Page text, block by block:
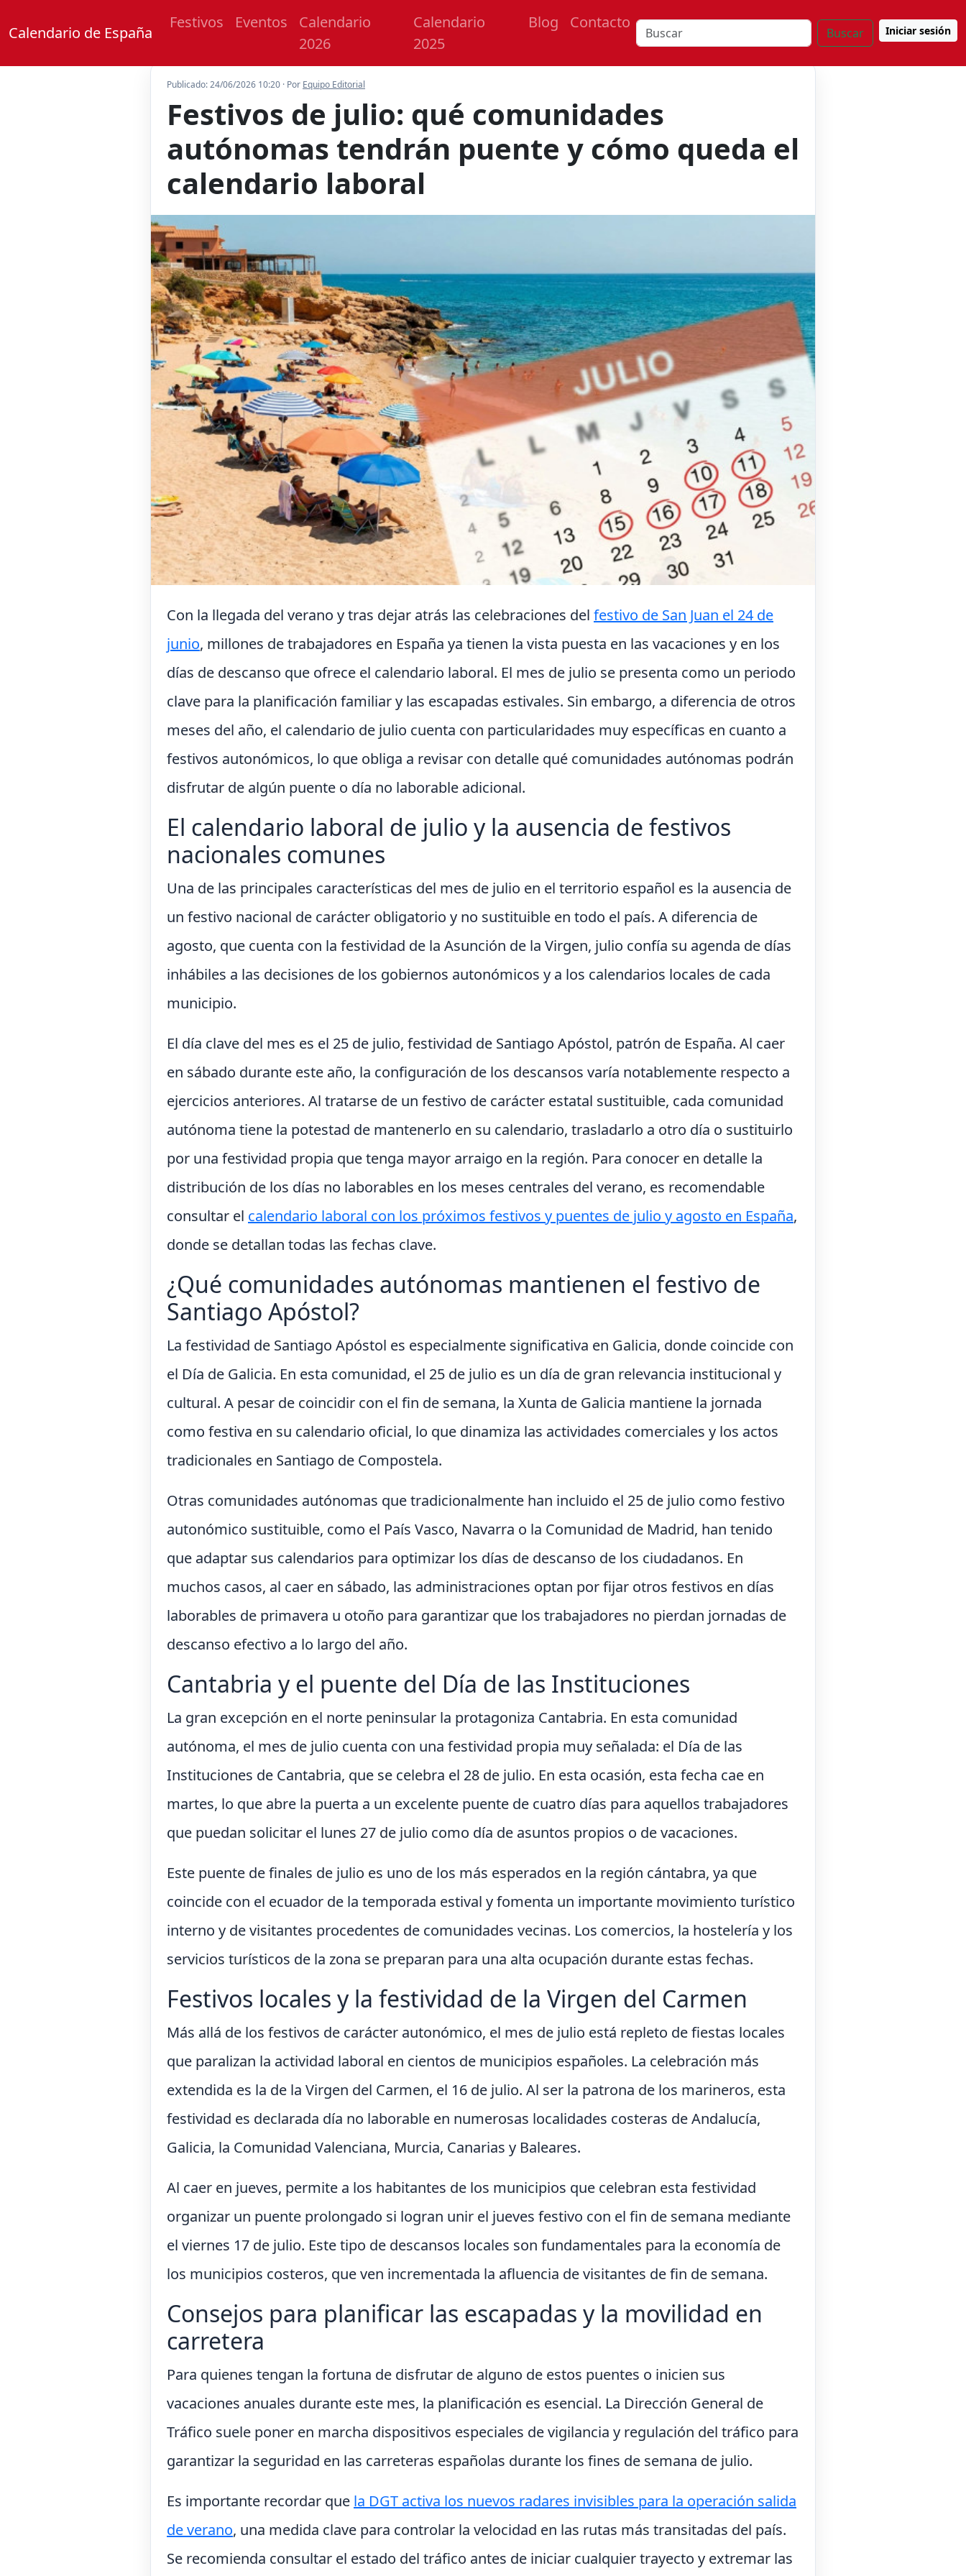
Calendario de España
Festivos Eventos
Calendario
2026
Calendario
2025
Blog Contacto
Buscar Iniciar sesión
Publicado: 24/06/2026 10:20 · Por Equipo Editorial
Festivos de julio: qué comunidades
autónomas tendrán puente y cómo queda el
calendario laboral
Con la llegada del verano y tras dejar atrás las celebraciones del festivo de San Juan el 24 de
junio, millones de trabajadores en España ya tienen la vista puesta en las vacaciones y en los
días de descanso que ofrece el calendario laboral. El mes de julio se presenta como un periodo
clave para la planificación familiar y las escapadas estivales. Sin embargo, a diferencia de otros
meses del año, el calendario de julio cuenta con particularidades muy específicas en cuanto a
festivos autonómicos, lo que obliga a revisar con detalle qué comunidades autónomas podrán
disfrutar de algún puente o día no laborable adicional.
El calendario laboral de julio y la ausencia de festivos
nacionales comunes
Una de las principales características del mes de julio en el territorio español es la ausencia de
un festivo nacional de carácter obligatorio y no sustituible en todo el país. A diferencia de
agosto, que cuenta con la festividad de la Asunción de la Virgen, julio confía su agenda de días
inhábiles a las decisiones de los gobiernos autonómicos y a los calendarios locales de cada
municipio.
El día clave del mes es el 25 de julio, festividad de Santiago Apóstol, patrón de España. Al caer
en sábado durante este año, la configuración de los descansos varía notablemente respecto a
ejercicios anteriores. Al tratarse de un festivo de carácter estatal sustituible, cada comunidad
autónoma tiene la potestad de mantenerlo en su calendario, trasladarlo a otro día o sustituirlo
por una festividad propia que tenga mayor arraigo en la región. Para conocer en detalle la
distribución de los días no laborables en los meses centrales del verano, es recomendable
consultar el calendario laboral con los próximos festivos y puentes de julio y agosto en España,
donde se detallan todas las fechas clave.
¿Qué comunidades autónomas mantienen el festivo de
Santiago Apóstol?
La festividad de Santiago Apóstol es especialmente significativa en Galicia, donde coincide con
el Día de Galicia. En esta comunidad, el 25 de julio es un día de gran relevancia institucional y
cultural. A pesar de coincidir con el fin de semana, la Xunta de Galicia mantiene la jornada
como festiva en su calendario oficial, lo que dinamiza las actividades comerciales y los actos
tradicionales en Santiago de Compostela.
Otras comunidades autónomas que tradicionalmente han incluido el 25 de julio como festivo
autonómico sustituible, como el País Vasco, Navarra o la Comunidad de Madrid, han tenido
que adaptar sus calendarios para optimizar los días de descanso de los ciudadanos. En
muchos casos, al caer en sábado, las administraciones optan por fijar otros festivos en días
laborables de primavera u otoño para garantizar que los trabajadores no pierdan jornadas de
descanso efectivo a lo largo del año.
Cantabria y el puente del Día de las Instituciones
La gran excepción en el norte peninsular la protagoniza Cantabria. En esta comunidad
autónoma, el mes de julio cuenta con una festividad propia muy señalada: el Día de las
Instituciones de Cantabria, que se celebra el 28 de julio. En esta ocasión, esta fecha cae en
martes, lo que abre la puerta a un excelente puente de cuatro días para aquellos trabajadores
que puedan solicitar el lunes 27 de julio como día de asuntos propios o de vacaciones.
Este puente de finales de julio es uno de los más esperados en la región cántabra, ya que
coincide con el ecuador de la temporada estival y fomenta un importante movimiento turístico
interno y de visitantes procedentes de comunidades vecinas. Los comercios, la hostelería y los
servicios turísticos de la zona se preparan para una alta ocupación durante estas fechas.
Festivos locales y la festividad de la Virgen del Carmen
Más allá de los festivos de carácter autonómico, el mes de julio está repleto de fiestas locales
que paralizan la actividad laboral en cientos de municipios españoles. La celebración más
extendida es la de la Virgen del Carmen, el 16 de julio. Al ser la patrona de los marineros, esta
festividad es declarada día no laborable en numerosas localidades costeras de Andalucía,
Galicia, la Comunidad Valenciana, Murcia, Canarias y Baleares.
Al caer en jueves, permite a los habitantes de los municipios que celebran esta festividad
organizar un puente prolongado si logran unir el jueves festivo con el fin de semana mediante
el viernes 17 de julio. Este tipo de descansos locales son fundamentales para la economía de
los municipios costeros, que ven incrementada la afluencia de visitantes de fin de semana.
Consejos para planificar las escapadas y la movilidad en
carretera
Para quienes tengan la fortuna de disfrutar de alguno de estos puentes o inicien sus
vacaciones anuales durante este mes, la planificación es esencial. La Dirección General de
Tráfico suele poner en marcha dispositivos especiales de vigilancia y regulación del tráfico para
garantizar la seguridad en las carreteras españolas durante los fines de semana de julio.
Es importante recordar que la DGT activa los nuevos radares invisibles para la operación salida
de verano, una medida clave para controlar la velocidad en las rutas más transitadas del país.
Se recomienda consultar el estado del tráfico antes de iniciar cualquier trayecto y extremar las